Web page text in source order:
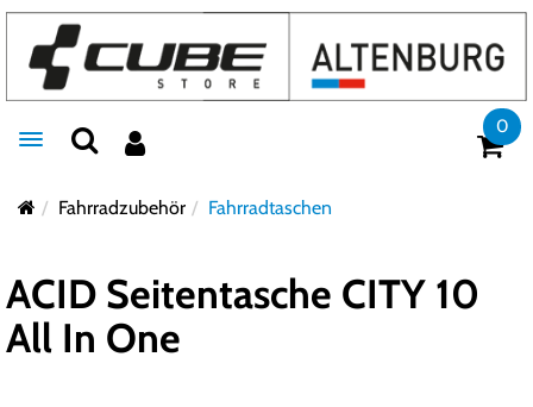
Toggle navigation
0
Fahrradzubehör Fahrradtaschen
ACID Seitentasche CITY 10
All In One